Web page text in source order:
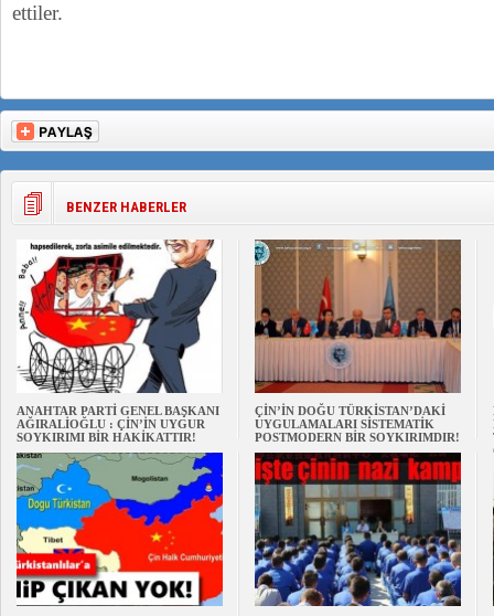
ettiler.
BENZER HABERLER
ANAHTAR PARTİ GENEL BAŞKANI
AĞIRALİOĞLU : ÇİN’İN UYGUR
SOYKIRIMI BİR HAKİKATTIR!
ÇİN’İN DOĞU TÜRKİSTAN’DAKİ
UYGULAMALARI SİSTEMATİK
POSTMODERN BİR SOYKIRIMDIR!